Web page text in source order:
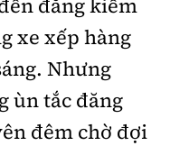
đăng kiểm
xe xếp hàng
Nhưng
ùn tắc đăng
đêm chờ đợi